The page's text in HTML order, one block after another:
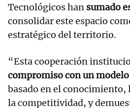
Tecnológicos han sumado
consolidar este espacio
estratégico del territorio.
“Esta cooperación
compromiso con un
basado en el
la competitividad, y